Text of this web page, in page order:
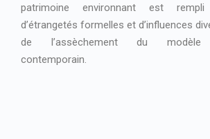
patrimoine environnant est rempli
d’étrangetés formelles et d’influences
de l’assèchement du modèle
contemporain.